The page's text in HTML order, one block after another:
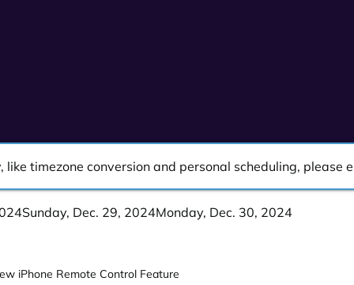
timezone conversion and personal scheduling, please
Sunday, Dec. 29, 2024Monday, Dec. 30, 2024
iPhone Remote Control Feature